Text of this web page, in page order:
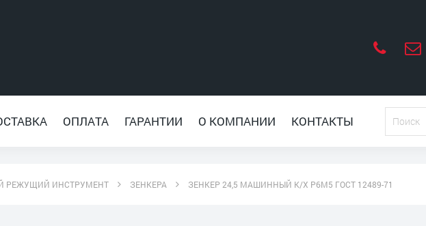
ОПЛАТА ГАРАНТИИ О КОМПАНИИ КОНТАКТЫ
РЕЖУЩИЙ ИНСТРУМЕНТ ЗЕНКЕРА ЗЕНКЕР 24,5 МАШИННЫЙ К/Х Р6М5 ГОСТ 12489-71